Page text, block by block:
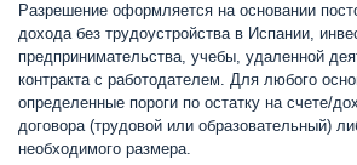
Разрешение оформляется на основании
дохода без трудоустройства в Испании,
предпринимательства, учебы, удаленной
контракта с работодателем. Для любого
определенные пороги по остатку на счете/
договора (трудовой или образовательный)
необходимого размера.